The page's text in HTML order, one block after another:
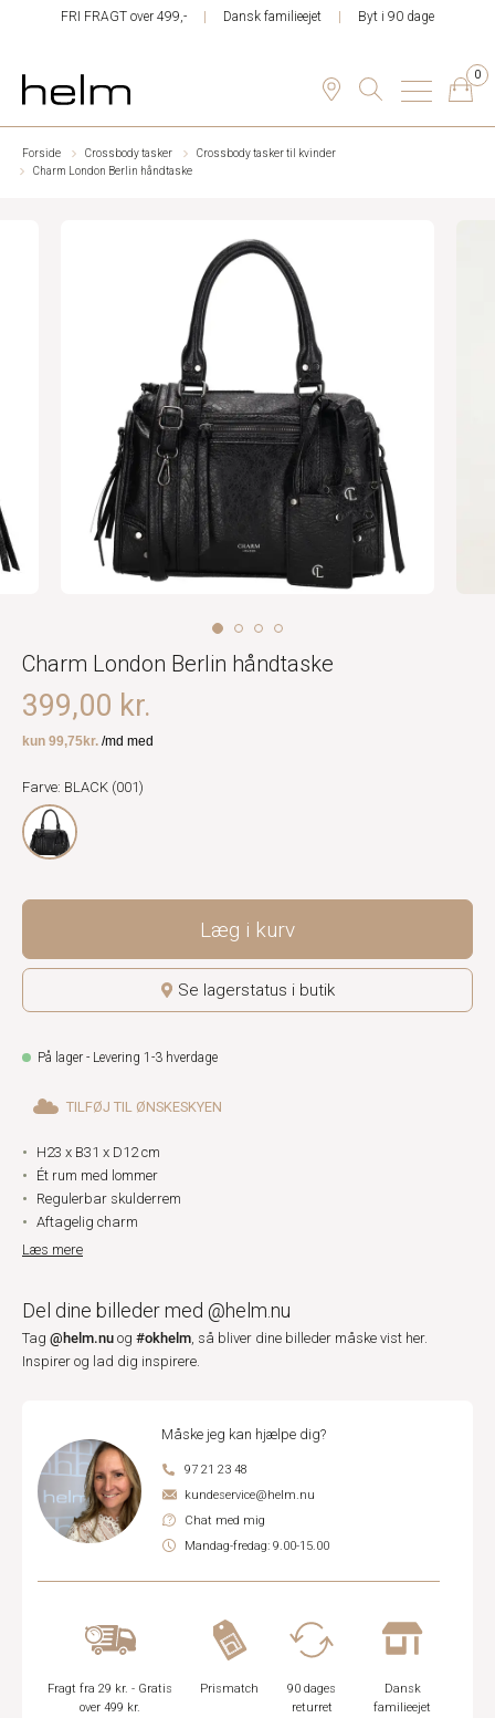
FRI FRAGT over 499,- Dansk familieejet Byt i 90 dage
0
Forside Crossbody tasker
Crossbody tasker til kvinder
Charm London Berlin håndtaske
Charm London Berlin håndtaske
399,00 kr.
Farve: BLACK (001)
Læg i kurv
Se lagerstatus i butik
På lager - Levering 1-3 hverdage
TILFØJ TIL ØNSKESKYEN
H23 x B31 x D12 cm
Ét rum med lommer
Regulerbar skulderrem
Aftagelig charm
Læs mere
Del dine billeder med @helm.nu
Tag @helm.nu og #okhelm, så bliver dine billeder måske vist her.
Inspirer og lad dig inspirere.
Måske jeg kan hjælpe dig?
97 21 23 48
kundeservice@helm.nu
Chat med mig
Mandag-fredag: 9.00-15.00
Fragt fra 29 kr. - Gratis
over 499 kr.
Prismatch
90 dages
returret
Dansk
familieejet